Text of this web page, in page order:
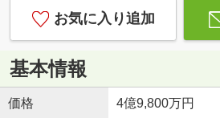
お気に入り追加
基本情報
価格 4億9,800万円